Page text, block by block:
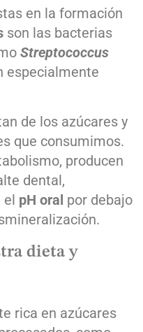
en la formación
son las bacterias
Streptococcus
especialmente
de los azúcares y
que consumimos.
producen
dental,
el pH oral por debajo
dieta y
rica en azúcares